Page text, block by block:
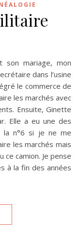
dans l’usine
le commerce de
les marchés avec
Ensuite, Ginette
Elle a eu une des
la n°6 si je ne me
les marchés mais
ce camion. Je pense
à la fin des années